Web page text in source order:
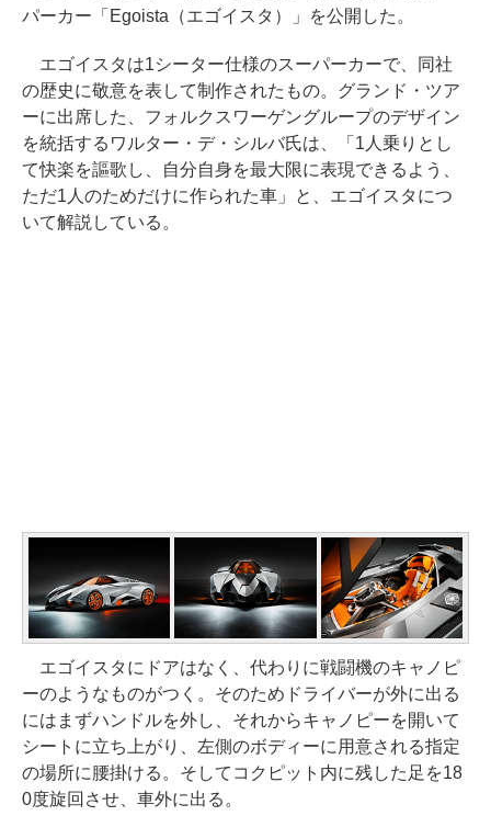
パーカー「Egoista（エゴイスタ）」を公開した。
エゴイスタは1シーター仕様のスーパーカーで、同社
の歴史に敬意を表して制作されたもの。グランド・ツア
ーに出席した、フォルクスワーゲングループのデザイン
を統括するワルター・デ・シルバ氏は、「1人乗りとし
て快楽を謳歌し、自分自身を最大限に表現できるよう、
ただ1人のためだけに作られた車」と、エゴイスタにつ
いて解説している。
エゴイスタにドアはなく、代わりに戦闘機のキャノピ
ーのようなものがつく。そのためドライバーが外に出る
にはまずハンドルを外し、それからキャノピーを開いて
シートに立ち上がり、左側のボディーに用意される指定
の場所に腰掛ける。そしてコクピット内に残した足を18
0度旋回させ、車外に出る。